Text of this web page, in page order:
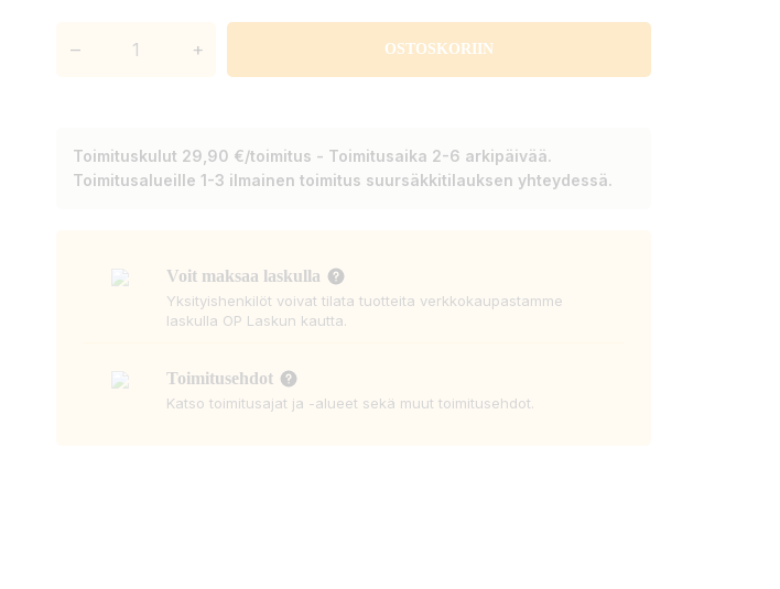
– + OSTOSKORIIN
Toimituskulut 29,90 €/toimitus - Toimitusaika 2-6 arkipäivää.
Toimitusalueille 1-3 ilmainen toimitus suursäkkitilauksen yhteydessä.
Voit maksaa laskulla
Yksityishenkilöt voivat tilata tuotteita verkkokaupastamme
laskulla OP Laskun kautta.
Toimitusehdot
Katso toimitusajat ja -alueet sekä muut toimitusehdot.